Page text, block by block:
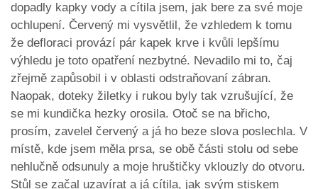
dopadly kapky vody a cítila jsem, jak bere za své moje
ochlupení. Červený mi vysvětlil, že vzhledem k tomu
že defloraci provází pár kapek krve i kvůli lepšímu
výhledu je toto opatření nezbytné. Nevadilo mi to, čaj
zřejmě zapůsobil i v oblasti odstraňovaní zábran.
Naopak, doteky žiletky i rukou byly tak vzrušující, že
se mi kundička hezky orosila. Otoč se na břicho,
prosím, zavelel červený a já ho beze slova poslechla. V
místě, kde jsem měla prsa, se obě části stolu od sebe
nehlučně odsunuly a moje hruštičky vklouzly do otvoru.
Stůl se začal uzavírat a já cítila, jak svým stiskem